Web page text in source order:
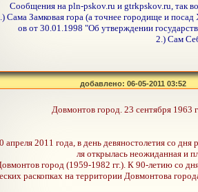
Сообщения на pln-pskov.ru и gtrkpskov.ru, так
Сама Замковая гора (а точнее городище и посад
ов от 30.01.1998 "Об утверждении
2.) Сам
добавлено: 06-05-2011 03:52
Довмонтов город. 23 сентября 1963
апреля 2011 года, в день девяностолетия со
ля открылась неожиданная и
город (1959-1982 гг.). К 90-летию со
раскопках на территории Довмонтова